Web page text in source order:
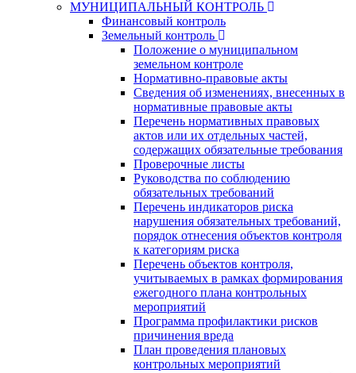
МУНИЦИПАЛЬНЫЙ КОНТРОЛЬ
Финансовый контроль
Земельный контроль
Положение о муниципальном
земельном контроле
Нормативно-правовые акты
Сведения об изменениях, внесенных в
нормативные правовые акты
Перечень нормативных правовых
актов или их отдельных частей,
содержащих обязательные требования
Проверочные листы
Руководства по соблюдению
обязательных требований
Перечень индикаторов риска
нарушения обязательных требований,
порядок отнесения объектов контроля
к категориям риска
Перечень объектов контроля,
учитываемых в рамках формирования
ежегодного плана контрольных
мероприятий
Программа профилактики рисков
причинения вреда
План проведения плановых
контрольных мероприятий